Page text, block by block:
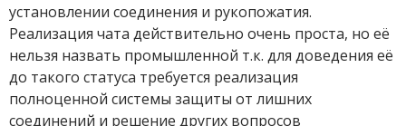
установлении соединения и рукопожатия.
Реализация чата действительно очень проста, но её
нельзя назвать промышленной т.к. для доведения её
до такого статуса требуется реализация
полноценной системы защиты от лишних
соединений и решение других вопросов